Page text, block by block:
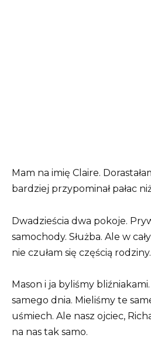
Mam na imię Claire.
bardziej przypominał pałac
Dwadzieścia dwa pokoje.
samochody. Służba. Ale w
nie czułam się częścią rodziny.
Mason i ja byliśmy
samego dnia. Mieliśmy te
uśmiech. Ale nasz ojciec,
na nas tak samo.